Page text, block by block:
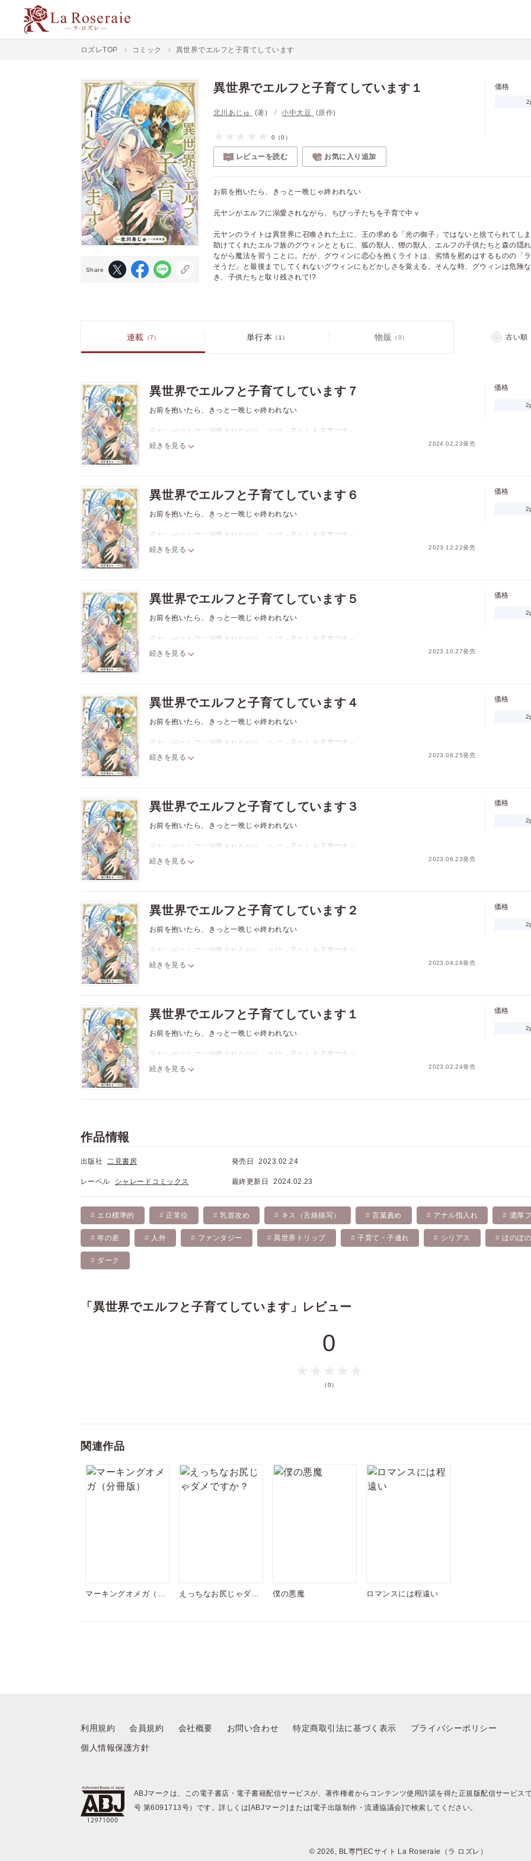
ロズレTOP コミック 異世界でエルフと子育てしています
Share
異世界でエルフと子育てしています１
北川あじゅ (著) 小中大豆 (原作)
0 （0）
レビューを読む お気に入り追加
価格
お前を抱いたら、きっと一晩じゃ終われない
元ヤンがエルフに溺愛されながら、ちびっ子たちを子育て中ｖ
元ヤンのライトは異世界に召喚された上に、王の求める「光の御子」ではないと捨てられてし
助けてくれたエルフ族のグウィンとともに、狐の獣人、狸の獣人、エルフの子供たちと森の隠
ながら魔法を習うことに。だが、グウィンに恋心を抱くライトは、劣情を慰めはするものの「
そうだ」と最後までしてくれないグウィンにもどかしさを覚える。そんな時、グウィンは危険
き、子供たちと取り残されて!?
連載 （7） 単行本 （1） 物販 （0） 古い順
異世界でエルフと子育てしています７
お前を抱いたら、きっと一晩じゃ終われない
元ヤンがエルフに溺愛されながら、ちびっ子たちを子育て中ｖ
んな時、グウィンは危険な任務に赴き、子供たちと取り残されて!?
続きを見る 2024.02.23発売
価格
異世界でエルフと子育てしています６
お前を抱いたら、きっと一晩じゃ終われない
元ヤンがエルフに溺愛されながら、ちびっ子たちを子育て中ｖ
んな時、グウィンは危険な任務に赴き、子供たちと取り残されて!?
続きを見る 2023.12.22発売
価格
異世界でエルフと子育てしています５
お前を抱いたら、きっと一晩じゃ終われない
元ヤンがエルフに溺愛されながら、ちびっ子たちを子育て中ｖ
んな時、グウィンは危険な任務に赴き、子供たちと取り残されて!?
続きを見る 2023.10.27発売
価格
異世界でエルフと子育てしています４
お前を抱いたら、きっと一晩じゃ終われない
元ヤンがエルフに溺愛されながら、ちびっ子たちを子育て中ｖ
んな時、グウィンは危険な任務に赴き、子供たちと取り残されて!?
続きを見る 2023.08.25発売
価格
異世界でエルフと子育てしています３
お前を抱いたら、きっと一晩じゃ終われない
元ヤンがエルフに溺愛されながら、ちびっ子たちを子育て中ｖ
んな時、グウィンは危険な任務に赴き、子供たちと取り残されて!?
続きを見る 2023.06.23発売
価格
異世界でエルフと子育てしています２
お前を抱いたら、きっと一晩じゃ終われない
元ヤンがエルフに溺愛されながら、ちびっ子たちを子育て中ｖ
んな時、グウィンは危険な任務に赴き、子供たちと取り残されて!?
続きを見る 2023.04.28発売
価格
異世界でエルフと子育てしています１
お前を抱いたら、きっと一晩じゃ終われない
元ヤンがエルフに溺愛されながら、ちびっ子たちを子育て中ｖ
続きを見る 2023.02.24発売
価格
作品情報
出版社 二見書房
レーベル シャレードコミックス
発売日 2023.02.24
最終更新日 2024.02.23
エロ標準的 正常位 乳首攻め キス（舌絡描写） 言葉責め アナル指入れ 濃厚
年の差 人外 ファンタジー 異世界トリップ 子育て・子連れ シリアス ほのぼの
ダーク
「異世界でエルフと子育てしています」レビュー
0
（0）
関連作品
マーキングオメガ（分
えっちなお尻じゃダメ
僕の悪魔 ロマンスには程遠い
利用規約 会員規約 会社概要 お問い合わせ 特定商取引法に基づく表示 プライバシーポリシー
個人情報保護方針
ABJマークは、この電子書店・電子書籍配信サービスが、著作権者からコンテンツ使用許諾を得た正規版配信サービス
号 第6091713号）です。詳しくは[ABJマーク]または[電子出版制作・流通協議会]で検索してください。
© 2026, BL専門ECサイト La Roseraie（ラ ロズレ）